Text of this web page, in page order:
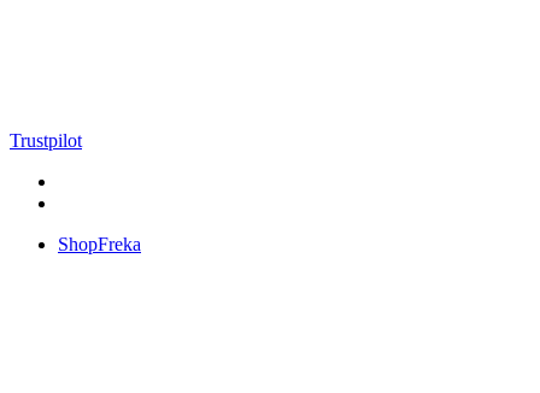
Trustpilot
ShopFreka